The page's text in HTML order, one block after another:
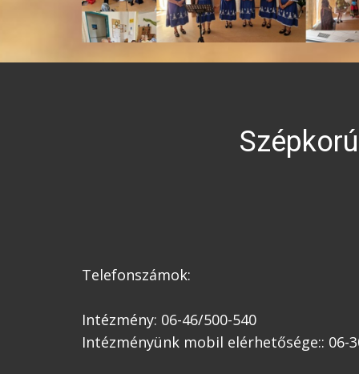
Telefonszámok:
Intézmény: 06-46/500-540
Intézményünk mobil elérhetősége:: 06-